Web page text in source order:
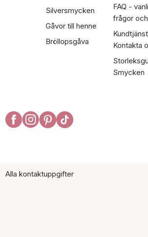
Silversmycken
Gåvor till henne
Bröllopsgåva
FAQ -
frågor
Kontakta
Smycken
Alla kontaktuppgifter